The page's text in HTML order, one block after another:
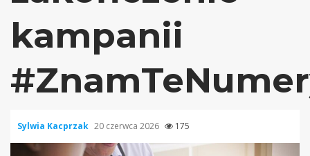
kampanii
Sylwia Kacprzak 20 czerwca 2026 175